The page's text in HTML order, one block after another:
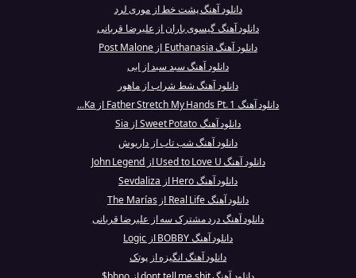
دانلود آهنگ پشت خط از موری لرد
دانلود آهنگ گیسوی باران از علیرضا قربانی
دانلود آهنگ Euthanasia از Post Malone
دانلود آهنگ سبد سبد از ابی
دانلود آهنگ شط شراب از ماهور
دانلود آهنگ Father Stretch My Hands Pt. 1 از Ka...
دانلود آهنگ Sweet Potato از Sia
دانلود آهنگ شب تاب از داریوش
دانلود آهنگ Used to Love U از John Legend
دانلود آهنگ Hero از Sevdaliza
دانلود آهنگ Real Life از The Marías
دانلود آهنگ درد مشترک سه از علیرضا قربانی
دانلود آهنگ BOBBY از Logic
دانلود آهنگ انگیزه از پوتک